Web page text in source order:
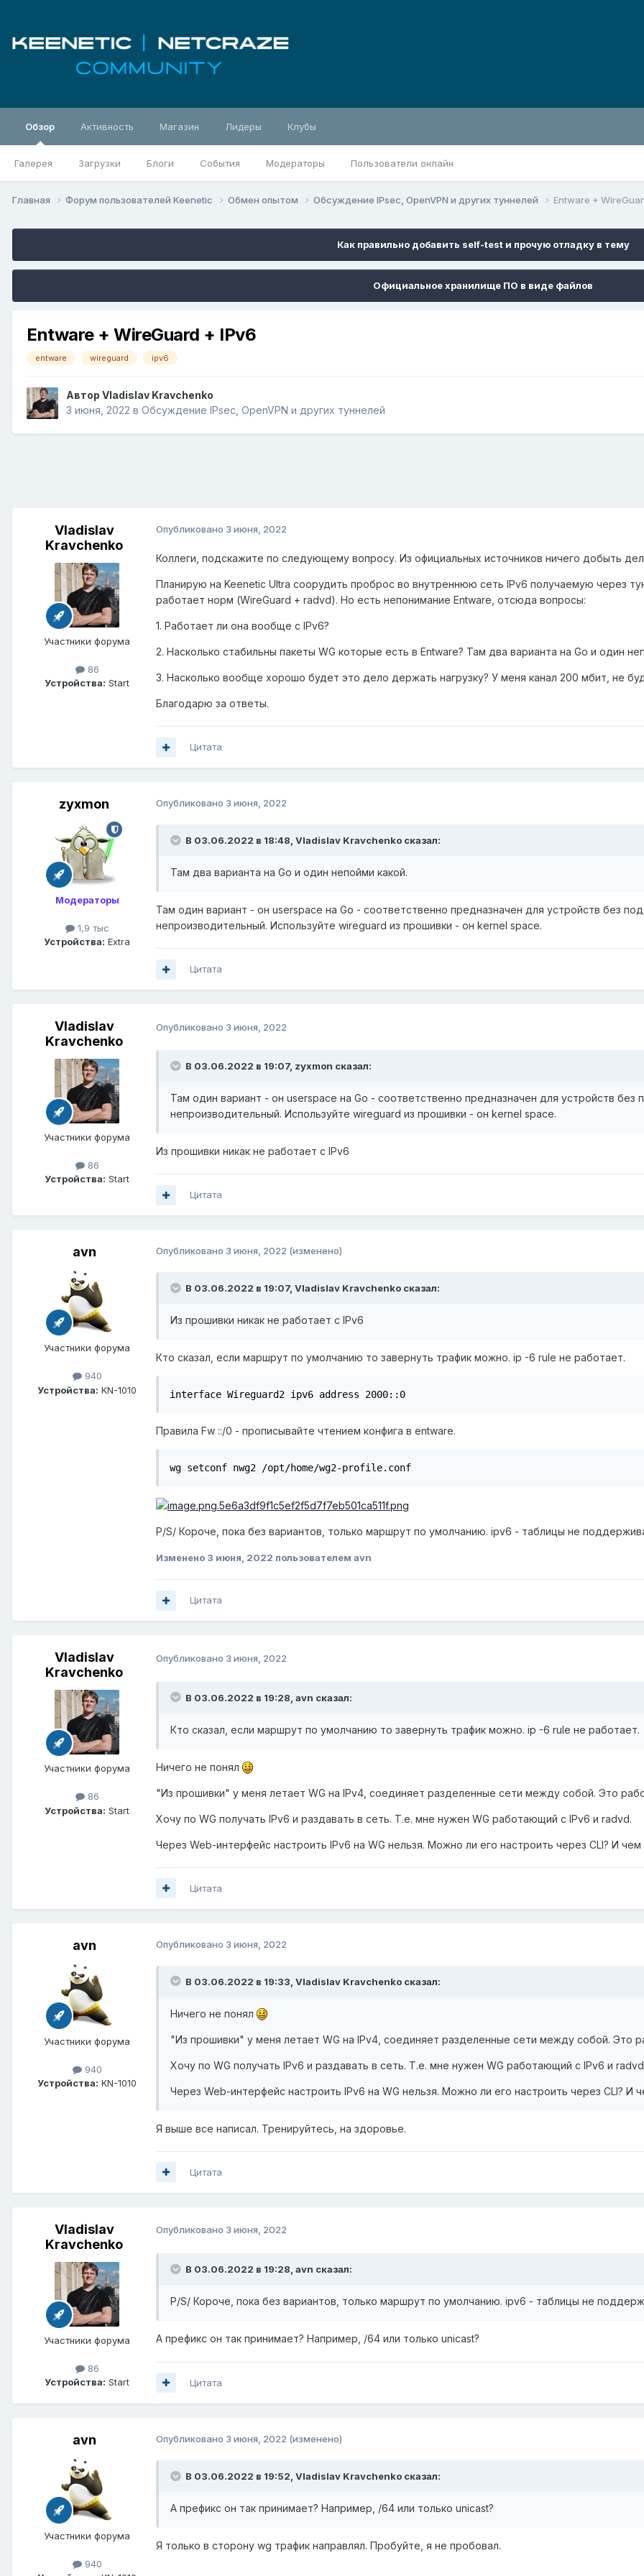
Обзор
Галерея Загрузки Блоги События Модераторы Пользователи онлайн
Активность Магазин Лидеры Клубы
Главная Форум пользователей Keenetic Обмен опытом Обсуждение IPsec, OpenVPN и других туннелей Entware +
Как правильно добавить self-test и прочую отладку в тему
Официальное хранилище ПО в виде файлов
Entware + WireGuard + IPv6
entware wireguard ipv6
Автор Vladislav Kravchenko
3 июня, 2022 в Обсуждение IPsec, OpenVPN и других туннелей
Vladislav
Kravchenko
Участники форума
86
Устройства: Start
Опубликовано 3 июня, 2022
Коллеги, подскажите по следующему вопросу. Из официальных источников ничего добыть
Планирую на Keenetic Ultra соорудить проброс во внутреннюю сеть IPv6 получаемую через
работает норм (WireGuard + radvd). Но есть непонимание Entware, отсюда вопросы:
1. Работает ли она вообще с IPv6?
2. Насколько стабильны пакеты WG которые есть в Entware? Там два варианта на Go и один
3. Насколько вообще хорошо будет это дело держать нагрузку? У меня канал 200 мбит, не
Благодарю за ответы.
Цитата
zyxmon
Модераторы
1,9 тыс
Устройства: Extra
Опубликовано 3 июня, 2022
В 03.06.2022 в 18:48, Vladislav Kravchenko сказал:
Там два варианта на Go и один непойми какой.
Там один вариант - он userspace на Go - соответственно предназначен для устройств без
непроизводительный. Используйте wireguard из прошивки - он kernel space.
Цитата
Vladislav
Kravchenko
Участники форума
86
Устройства: Start
Опубликовано 3 июня, 2022
В 03.06.2022 в 19:07, zyxmon сказал:
Там один вариант - он userspace на Go - соответственно предназначен для устройств
непроизводительный. Используйте wireguard из прошивки - он kernel space.
Из прошивки никак не работает с IPv6
Цитата
avn
Участники форума
940
Устройства: KN-1010
Опубликовано 3 июня, 2022 (изменено)
В 03.06.2022 в 19:07, Vladislav Kravchenko сказал:
Из прошивки никак не работает с IPv6
Кто сказал, если маршрут по умолчанию то завернуть трафик можно. ip -6 rule не работает.
interface Wireguard2 ipv6 address 2000::0
Правила Fw ::/0 - прописывайте чтением конфига в entware.
wg setconf nwg2 /opt/home/wg2-profile.conf
P/S/ Короче, пока без вариантов, только маршрут по умолчанию. ipv6 - таблицы не
Изменено 3 июня, 2022 пользователем avn
Цитата
Vladislav
Kravchenko
Участники форума
86
Устройства: Start
Опубликовано 3 июня, 2022
В 03.06.2022 в 19:28, avn сказал:
Кто сказал, если маршрут по умолчанию то завернуть трафик можно. ip -6 rule не работает.
Ничего не понял
"Из прошивки" у меня летает WG на IPv4, соединяет разделенные сети между собой. Это
Хочу по WG получать IPv6 и раздавать в сеть. Т.е. мне нужен WG работающий с IPv6 и radvd.
Через Web-интерфейс настроить IPv6 на WG нельзя. Можно ли его настроить через CLI? И чем
Цитата
avn
Участники форума
940
Устройства: KN-1010
Опубликовано 3 июня, 2022
В 03.06.2022 в 19:33, Vladislav Kravchenko сказал:
Ничего не понял
"Из прошивки" у меня летает WG на IPv4, соединяет разделенные сети между собой. Это
Хочу по WG получать IPv6 и раздавать в сеть. Т.е. мне нужен WG работающий с IPv6 и
Через Web-интерфейс настроить IPv6 на WG нельзя. Можно ли его настроить через CLI? И
Я выше все написал. Тренируйтесь, на здоровье.
Цитата
Vladislav
Kravchenko
Участники форума
86
Устройства: Start
Опубликовано 3 июня, 2022
В 03.06.2022 в 19:28, avn сказал:
P/S/ Короче, пока без вариантов, только маршрут по умолчанию. ipv6 - таблицы не
А префикс он так принимает? Например, /64 или только unicast?
Цитата
avn
Участники форума
940
Опубликовано 3 июня, 2022 (изменено)
В 03.06.2022 в 19:52, Vladislav Kravchenko сказал:
А префикс он так принимает? Например, /64 или только unicast?
Я только в сторону wg трафик направлял. Пробуйте, я не пробовал.